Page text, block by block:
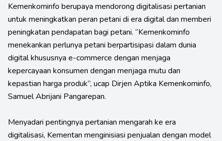
Kemenkominfo berupaya mendorong digitalisasi pertanian
untuk meningkatkan peran petani di era digital dan memberi
peningkatan pendapatan bagi petani. “Kemenkominfo
menekankan perlunya petani berpartisipasi dalam dunia
digital khususnya e-commerce dengan menjaga
kepercayaan konsumen dengan menjaga mutu dan
kepastian harga produk”, ucap Dirjen Aptika Kemenkominfo,
Samuel Abrijani Pangarepan.
Menyadari pentingnya pertanian mengarah ke era
digitalisasi, Kementan menginisiasi penjualan dengan model